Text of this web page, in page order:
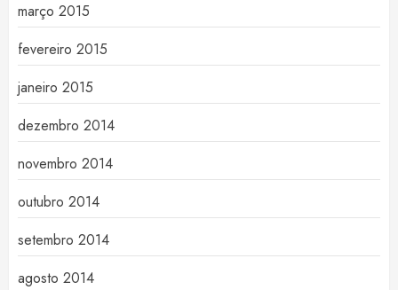
março 2015
fevereiro 2015
janeiro 2015
dezembro 2014
novembro 2014
outubro 2014
setembro 2014
agosto 2014